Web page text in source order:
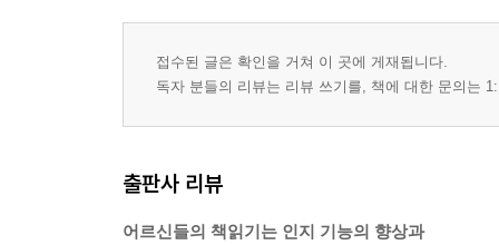
접수된 글은 확인을 거쳐 이 곳에 게재됩니다.
독자 분들의 리뷰는 리뷰 쓰기를, 책에 대한 문의는
출판사 리뷰
어르신들의 책읽기는 인지 기능의 향상과